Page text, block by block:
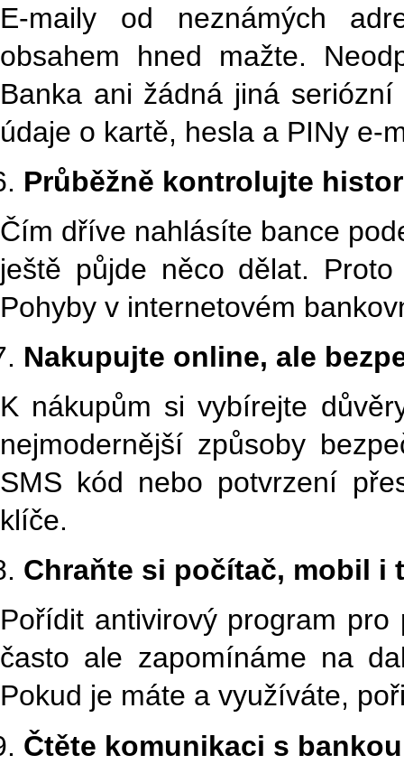
E-maily od neznámých
obsahem hned mažte.
Banka ani žádná jiná
údaje o kartě, hesla a PINy e-
Průběžně kontrolujte
Čím dříve nahlásíte bance
ještě půjde něco dělat.
Pohyby v internetovém
Nakupujte online, ale
K nákupům si vybírejte
nejmodernější způsoby
SMS kód nebo potvrzení
klíče.
Chraňte si počítač, mobil i
Pořídit antivirový program
často ale zapomínáme na
Pokud je máte a využíváte,
Čtěte komunikaci s bankou